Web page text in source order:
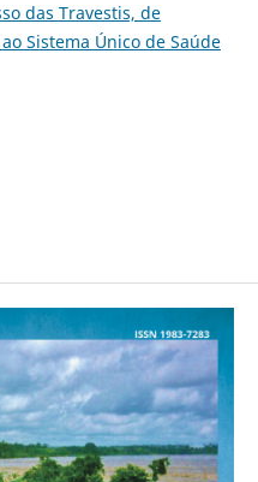
das Travestis, de
Sistema Único de Saúde